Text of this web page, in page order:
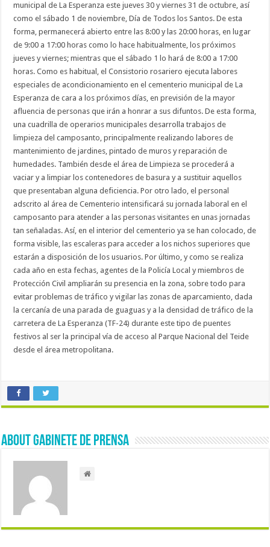
municipal de La Esperanza este jueves 30 y viernes 31 de octubre, así
como el sábado 1 de noviembre, Día de Todos los Santos. De esta
forma, permanecerá abierto entre las 8:00 y las 20:00 horas, en lugar
de 9:00 a 17:00 horas como lo hace habitualmente, los próximos
jueves y viernes; mientras que el sábado 1 lo hará de 8:00 a 17:00
horas. Como es habitual, el Consistorio rosariero ejecuta labores
especiales de acondicionamiento en el cementerio municipal de La
Esperanza de cara a los próximos días, en previsión de la mayor
afluencia de personas que irán a honrar a sus difuntos. De esta forma,
una cuadrilla de operarios municipales desarrolla trabajos de
limpieza del camposanto, principalmente realizando labores de
mantenimiento de jardines, pintado de muros y reparación de
humedades. También desde el área de Limpieza se procederá a
vaciar y a limpiar los contenedores de basura y a sustituir aquellos
que presentaban alguna deficiencia. Por otro lado, el personal
adscrito al área de Cementerio intensificará su jornada laboral en el
camposanto para atender a las personas visitantes en unas jornadas
tan señaladas. Así, en el interior del cementerio ya se han colocado, de
forma visible, las escaleras para acceder a los nichos superiores que
estarán a disposición de los usuarios. Por último, y como se realiza
cada año en esta fechas, agentes de la Policía Local y miembros de
Protección Civil ampliarán su presencia en la zona, sobre todo para
evitar problemas de tráfico y vigilar las zonas de aparcamiento, dada
la cercanía de una parada de guaguas y a la densidad de tráfico de la
carretera de La Esperanza (TF-24) durante este tipo de puentes
festivos al ser la principal vía de acceso al Parque Nacional del Teide
desde el área metropolitana.
About Gabinete de Prensa